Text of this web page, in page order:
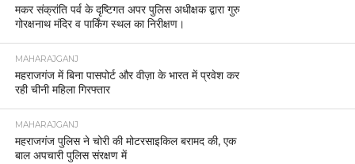
मकर संक्रांति पर्व के दृष्टिगत अपर पुलिस अधीक्षक द्वारा गुरु
गोरक्षनाथ मंदिर व पार्किंग स्थल का निरीक्षण।
MAHARAJGANJ
महराजगंज में बिना पासपोर्ट और वीज़ा के भारत में प्रवेश कर
रही चीनी महिला गिरफ्तार
MAHARAJGANJ
महराजगंज पुलिस ने चोरी की मोटरसाइकिल बरामद की, एक
बाल अपचारी पुलिस संरक्षण में